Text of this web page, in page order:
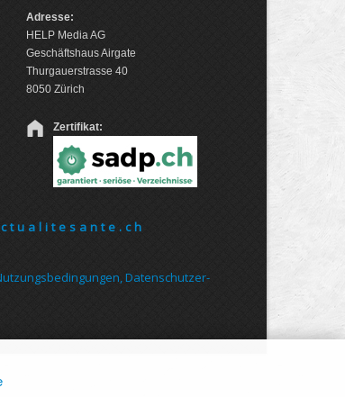
Adresse:
HELP Media AG
Geschäftshaus Airgate
Thurgauerstrasse 40
8050 Zürich
Zertifikat:
Daten­schutz­er­